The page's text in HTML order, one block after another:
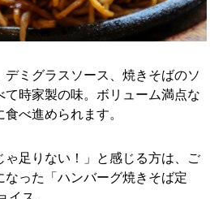
ミグラスソース、焼きそばのソ
て時家製の味。ボリューム満点な
べ進められます。
ゃ足りない！」と感じる方は、ご
なった「ハンバーグ焼きそば定